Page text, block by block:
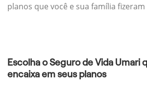
planos que você e sua família
Escolha o Seguro de Vida Umari
encaixa em seus planos